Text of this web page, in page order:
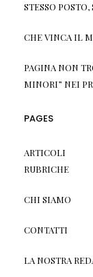
STESSO POSTO,
CHE VINCA IL
PAGINA NON
MINORI” NEI
PAGES
ARTICOLI
RUBRICHE
CHI SIAMO
CONTATTI
LA NOSTRA